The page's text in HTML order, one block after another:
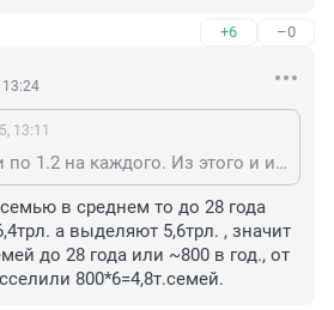
+6 –0
13:24
13:11
2,2. для одного и по 1.2 на каждого. Из этого и исходите. Данных для обратного подсчета недостаточно. Там и семьи с непонятным количеством и одиночки в неизвестном числе.
в среднем то до 28 года
а выделяют 5,6трл. , значит
до 28 года или ~800 в год., от
800*6=4,8т.семей.